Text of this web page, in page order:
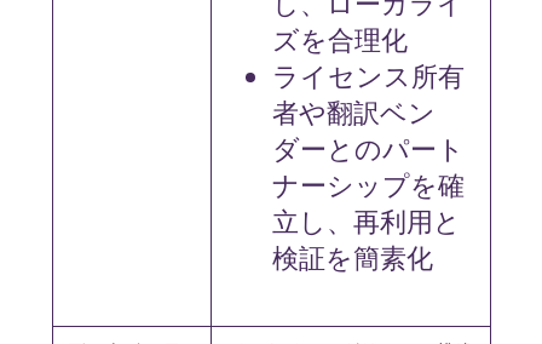
ズを合理化
ライセンス所有
者や翻訳ベン
ダーとのパート
ナーシップを確
立し、再利用と
検証を簡素化